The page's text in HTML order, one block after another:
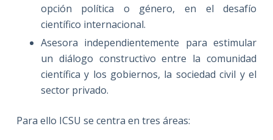
opción política o género, en el desafío
científico internacional.
Asesora independientemente para estimular
un diálogo constructivo entre la comunidad
científica y los gobiernos, la sociedad civil y el
sector privado.
Para ello ICSU se centra en tres áreas: